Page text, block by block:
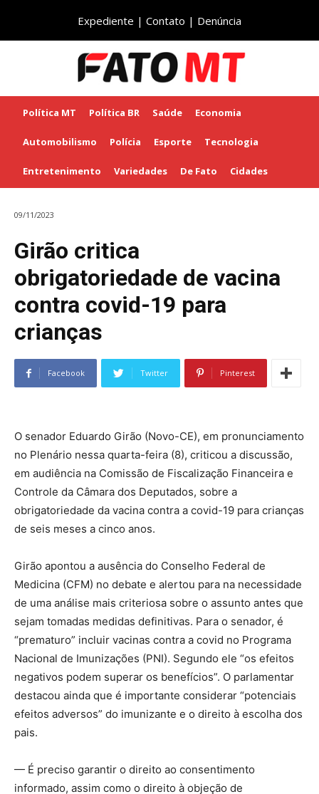
Expediente | Contato | Denúncia
Política MT Política BR Saúde Economia
Automobilismo Polícia Esporte Tecnologia
Entretenimento Variedades De Fato Cidades
09/11/2023
Girão critica
obrigatoriedade de vacina
contra covid-19 para
crianças
Facebook Twitter Pinterest
O senador Eduardo Girão (Novo-CE), em pronunciamento
no Plenário nessa quarta-feira (8), criticou a discussão,
em audiência na Comissão de Fiscalização Financeira e
Controle da Câmara dos Deputados, sobre a
obrigatoriedade da vacina contra a covid-19 para crianças
de seis meses a cinco anos.
Girão apontou a ausência do Conselho Federal de
Medicina (CFM) no debate e alertou para na necessidade
de uma análise mais criteriosa sobre o assunto antes que
sejam tomadas medidas definitivas. Para o senador, é
“prematuro” incluir vacinas contra a covid no Programa
Nacional de Imunizações (PNI). Segundo ele “os efeitos
negativos podem superar os benefícios”. O parlamentar
destacou ainda que é importante considerar “potenciais
efeitos adversos” do imunizante e o direito à escolha dos
pais.
— É preciso garantir o direito ao consentimento
informado, assim como o direito à objeção de